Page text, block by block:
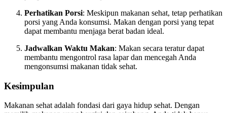
Perhatikan Porsi: Meskipun makanan sehat, tetap perhatikan
porsi yang Anda konsumsi. Makan dengan porsi yang tepat
dapat membantu menjaga berat badan ideal.
Jadwalkan Waktu Makan: Makan secara teratur dapat
membantu mengontrol rasa lapar dan mencegah Anda
mengonsumsi makanan tidak sehat.
Kesimpulan
Makanan sehat adalah fondasi dari gaya hidup sehat. Dengan